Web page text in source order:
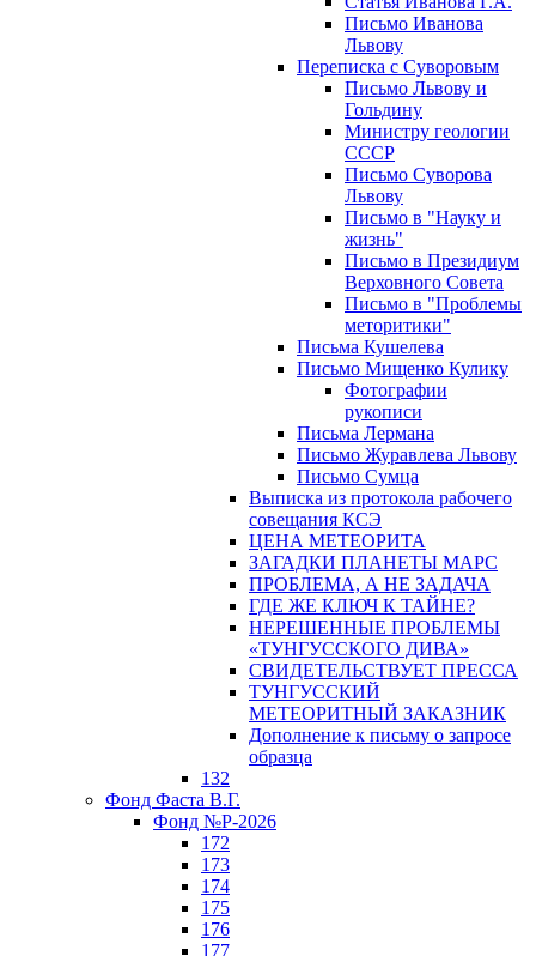
Письмо Иванова
Львову
Переписка с Суворовым
Письмо Львову и
Гольдину
Министру геологии
СССР
Письмо Суворова
Львову
Письмо в "Науку и
жизнь"
Письмо в Президиум
Верховного Совета
Письмо в "Проблемы
меторитики"
Письма Кушелева
Письмо Мищенко Кулику
Фотографии
рукописи
Письма Лермана
Письмо Журавлева Львову
Письмо Сумца
Выписка из протокола рабочего
совещания КСЭ
ЦЕНА МЕТЕОРИТА
ЗАГАДКИ ПЛАНЕТЫ МАРС
ПРОБЛЕМА, А НЕ ЗАДАЧА
ГДЕ ЖЕ КЛЮЧ К ТАЙНЕ?
НЕРЕШЕННЫЕ ПРОБЛЕМЫ
«ТУНГУССКОГО ДИВА»
СВИДЕТЕЛЬСТВУЕТ ПРЕССА
ТУНГУССКИЙ
МЕТЕОРИТНЫЙ ЗАКАЗНИК
Дополнение к письму о запросе
образца
132
Фонд Фаста В.Г.
Фонд №Р-2026
172
173
174
175
176
177